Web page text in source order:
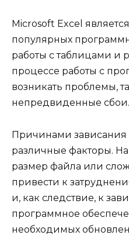
Microsoft Excel
популярных
работы с таблицами и
процессе работы с
возникать проблемы,
непредвиденные сбои.
Причинами зависания
различные факторы.
размер файла или
привести к
и, как следствие, к
программное
необходимых